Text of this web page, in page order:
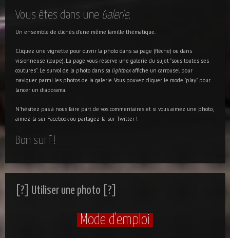
Vous êtes dans une Galerie.
Un ensemble de clichés d'une même famille thématique.
Cliquez une vignette pour ouvrir la photo dans sa page (flèche) ou dans
visionneuse (loupe). La page vous réserve une galerie du sujet "sous toutes ses
coutures". Le survol de la photo dans sa lightboxaffiche un carrousel pour
naviguer parmi les photos de la galerie. Vous pouvez cliquer le mode "play" pour
lancer un diaporama.
N'hésitez pas à nous faire part de vos commentaires et si vous aimez une photo,
aimez-la sur Facebook ou partagez-la sur Twitter !
Bon surf !
[?] Utiliser une photo [?]
Mode d'emploi